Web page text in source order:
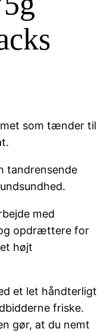
som tænder til
tandrensende
med
opdrættere for
højt
et let håndterligt
friske.
gør, at du nemt